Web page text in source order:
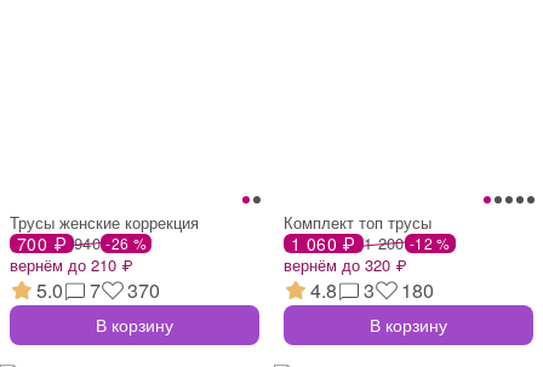
Трусы женские коррекция
700 ₽ 940 -26 %
вернём до 210 ₽
5.0 7 370
В корзину
Комплект топ трусы
1 060 ₽ 1 200 -12 %
вернём до 320 ₽
4.8 3 180
В корзину